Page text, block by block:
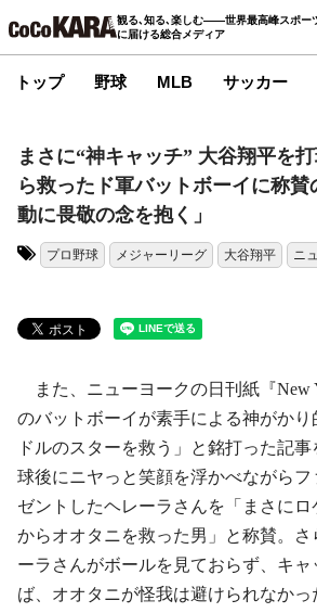
観る､知る､楽しむ――世界最高峰スポー
に届ける総合メディア
トップ 野球 MLB サッカー
まさに“神キャッチ” 大谷翔平を
ら救ったド軍バットボーイに称
動に畏敬の念を抱く」
プロ野球 メジャーリーグ 大谷翔平 ニ
また、ニューヨークの日刊紙『New
のバットボーイが素手による神がか
ドルのスターを救う」と銘打った記
球後にニヤっと笑顔を浮かべながらフ
ゼントしたヘレーラさんを「まさに
からオオタニを救った男」と称賛。さ
ーラさんがボールを見ておらず、キ
ば、オオタニが怪我は避けられなか